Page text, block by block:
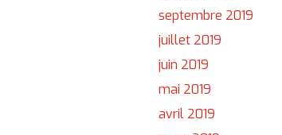
septembre 2019
juillet 2019
juin 2019
mai 2019
avril 2019